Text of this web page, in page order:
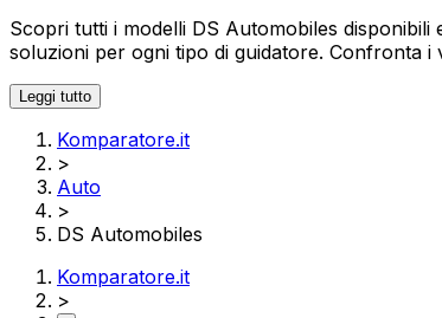
Scopri tutti i modelli DS Automobiles
soluzioni per ogni tipo di guidatore. Confronta i
Leggi tutto
Komparatore.it
>
Auto
>
DS Automobiles
Komparatore.it
>